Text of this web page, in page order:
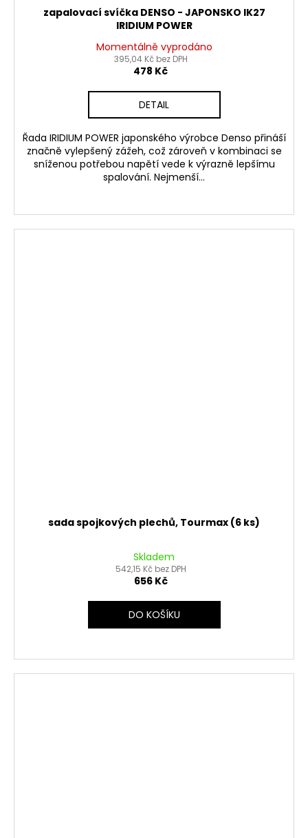
zapalovací svíčka DENSO - JAPONSKO IK27
IRIDIUM POWER
Momentálně vyprodáno
395,04 Kč bez DPH
478 Kč
DETAIL
Řada IRIDIUM POWER japonského výrobce Denso přináší
značně vylepšený zážeh, což zároveň v kombinaci se
sníženou potřebou napětí vede k výrazně lepšímu
spalování. Nejmenší...
sada spojkových plechů, Tourmax (6 ks)
Skladem
542,15 Kč bez DPH
656 Kč
DO KOŠÍKU